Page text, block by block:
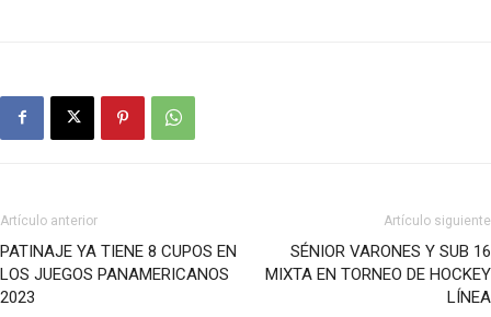
Artículo anterior
PATINAJE YA TIENE 8 CUPOS EN
LOS JUEGOS PANAMERICANOS
2023
Artículo siguiente
SÉNIOR VARONES Y SUB 16
MIXTA EN TORNEO DE HOCKEY
LÍNEA